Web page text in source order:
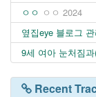
ㅇㅇ ㅇㅇ 2024
옆집eye 블로그
9세 여아 눈처짐
Recent